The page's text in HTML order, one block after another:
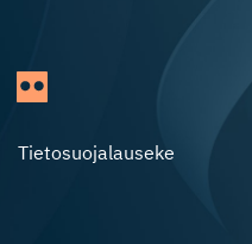
Tietosuojalauseke